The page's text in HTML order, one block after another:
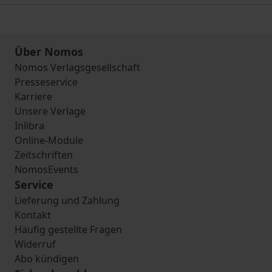
Über Nomos
Nomos Verlagsgesellschaft
Presseservice
Karriere
Unsere Verlage
Inlibra
Online-Module
Zeitschriften
NomosEvents
Service
Lieferung und Zahlung
Kontakt
Häufig gestellte Fragen
Widerruf
Abo kündigen